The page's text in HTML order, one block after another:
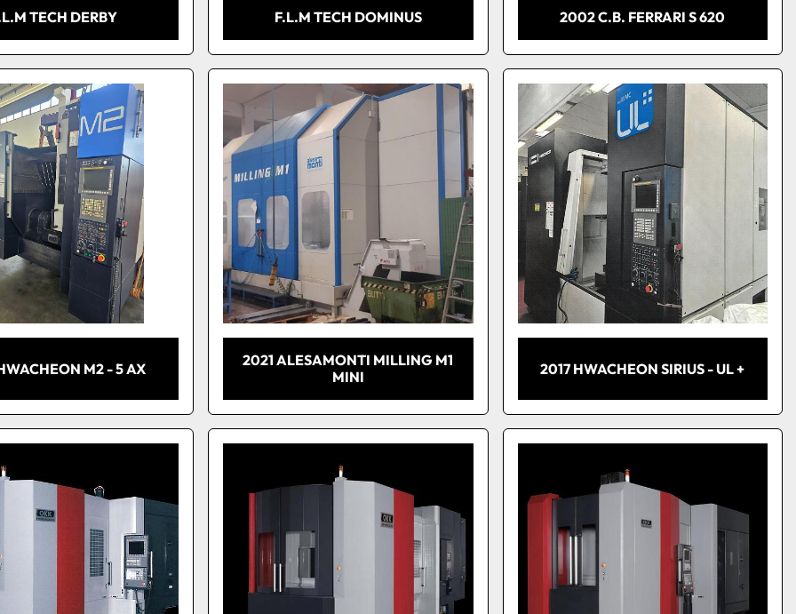
TECH DERBY F.L.M TECH DOMINUS 2002 C.B. FERRARI S 620
M2 - 5 AX
2021 ALESAMONTI MILLING M1
MINI
2017 HWACHEON SIRIUS - UL +